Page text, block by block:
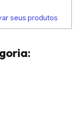
seus produtos